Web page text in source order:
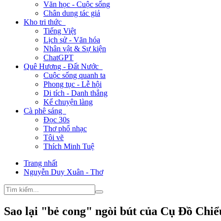
Văn học - Cuộc sống
Chân dung tác giả
Kho tri thức
Tiếng Việt
Lịch sử - Văn hóa
Nhân vật & Sự kiện
ChatGPT
Quê Hương - Đất Nước
Cuộc sống quanh ta
Phong tục - Lễ hội
Di tích - Danh thắng
Kể chuyện làng
Cà phê sáng
Đọc 30s
Thơ phổ nhạc
Tôi vẽ
Thích Minh Tuệ
Trang nhất
Nguyễn Duy Xuân - Thơ
Sao lại "bẻ cong" ngòi bút của Cụ Đồ